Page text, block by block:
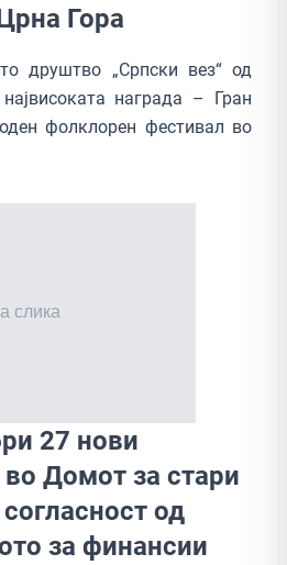
Гора
друштво „Српски вез“ од
награда – Гран
фолклорен фестивал во
27 нови
Домот за стари
од
за финансии